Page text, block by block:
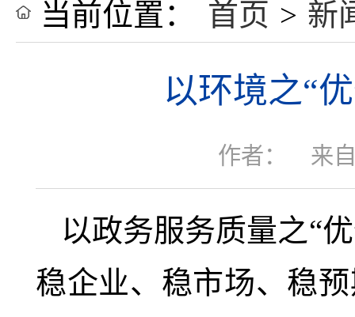
当前位置： 首页 > 新
以环境之“
作者： 来
以政务服务质量之“
稳企业、稳市场、稳